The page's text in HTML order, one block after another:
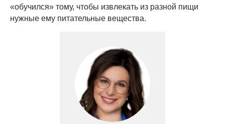
«обучился» тому, чтобы извлекать из разной пищи
нужные ему питательные вещества.